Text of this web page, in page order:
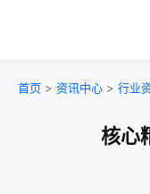
首页 > 资讯中心 > 行业
核心